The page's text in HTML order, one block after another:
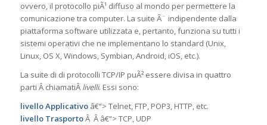
ovvero, il protocollo piÃ¹ diffuso al mondo per permettere la
comunicazione tra computer. La suite Ã¨ indipendente dalla
piattaforma software utilizzata e, pertanto, funziona su tutti i
sistemi operativi che ne implementano lo standard (Unix,
Linux, OS X, Windows, Symbian, Android, iOS, etc.).
La suite di di protocolli TCP/IP puÃ² essere divisa in quattro
parti Â chiamatiÂ livelli. Essi sono:
livello Applicativoâ€“> Telnet, FTP, POP3, HTTP, etc.
livello TrasportoÂ Â â€“> TCP, UDP